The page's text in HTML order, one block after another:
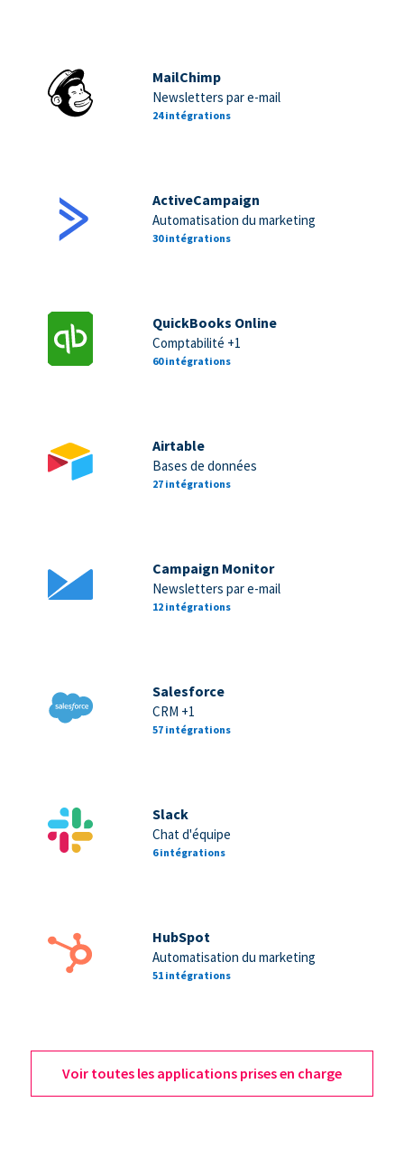
MailChimp
Newsletters par e-mail
24 intégrations
ActiveCampaign
Automatisation du marketing
30 intégrations
QuickBooks Online
Comptabilité +1
60 intégrations
Airtable
Bases de données
27 intégrations
Campaign Monitor
Newsletters par e-mail
12 intégrations
Salesforce
CRM +1
57 intégrations
Slack
Chat d'équipe
6 intégrations
HubSpot
Automatisation du marketing
51 intégrations
Voir toutes les applications prises en charge